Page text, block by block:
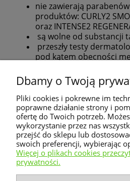
nie zawierają
produktów: CURLY2
oraz INTENSE2
są wolne od substancji
przeszły testy
pod kątem obecności
mogą powodować
Nie znaleziono produktów
kryteria.
Warunki
Dbamy o Twoją
Pliki cookies i pokrewne im
poprawne działanie strony i
ofertę do Twoich potrzeb.
wykorzystanie przez nas
przejść do sklepu lub
swoich preferencji, wybierając
Więcej o plikach cookies
prywatności.